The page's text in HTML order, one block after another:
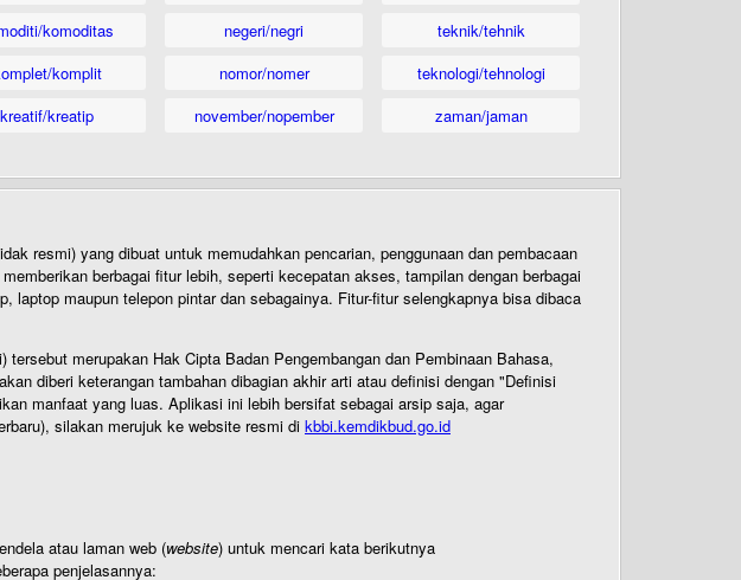
komoditas
komplit
kreatif/kreatip
negeri/negri
nomor/nomer
november/nopember
teknik/tehnik
teknologi/tehnologi
zaman/jaman
resmi) yang dibuat untuk memudahkan pencarian, penggunaan dan pembacaan
berbagai fitur lebih, seperti kecepatan akses, tampilan dengan berbagai
maupun telepon pintar dan sebagainya. Fitur-fitur selengkapnya bisa dibaca
merupakan Hak Cipta Badan Pengembangan dan Pembinaan Bahasa,
diberi keterangan tambahan dibagian akhir arti atau definisi dengan "Definisi
manfaat yang luas. Aplikasi ini lebih bersifat sebagai arsip saja, agar
silakan merujuk ke website resmi di kbbi.kemdikbud.go.id
atau laman web (website) untuk mencari kata berikutnya
penjelasannya: